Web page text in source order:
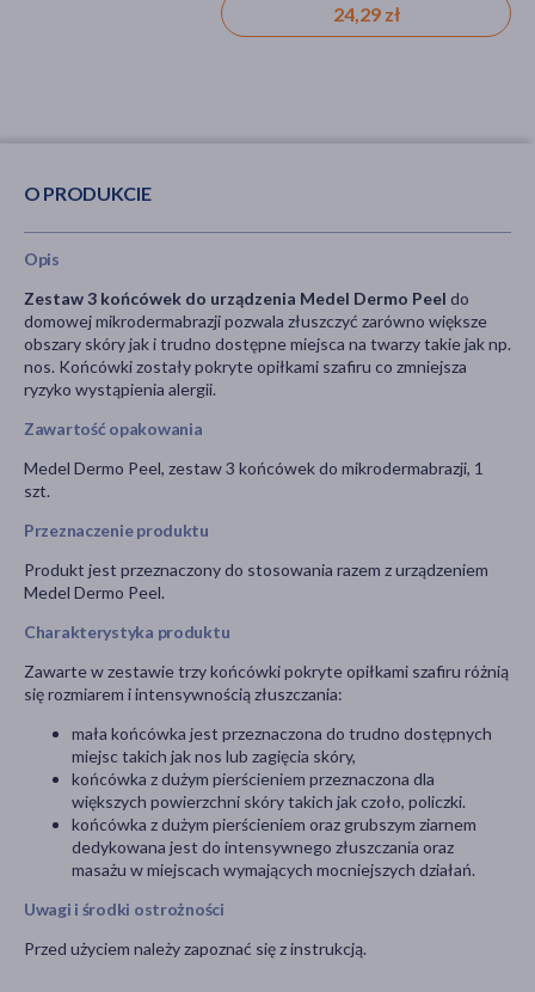
24,29 zł
O PRODUKCIE
Opis
Zestaw 3 końcówek do urządzenia Medel Dermo Peel do
domowej mikrodermabrazji pozwala złuszczyć zarówno większe
obszary skóry jak i trudno dostępne miejsca na twarzy takie jak np.
nos. Końcówki zostały pokryte opiłkami szafiru co zmniejsza
ryzyko wystąpienia alergii.
Zawartość opakowania
Medel Dermo Peel, zestaw 3 końcówek do mikrodermabrazji, 1
szt.
Przeznaczenie produktu
Produkt jest przeznaczony do stosowania razem z urządzeniem
Medel Dermo Peel.
Charakterystyka produktu
Zawarte w zestawie trzy końcówki pokryte opiłkami szafiru różnią
się rozmiarem i intensywnością złuszczania:
mała końcówka jest przeznaczona do trudno dostępnych
miejsc takich jak nos lub zagięcia skóry,
końcówka z dużym pierścieniem przeznaczona dla
większych powierzchni skóry takich jak czoło, policzki.
końcówka z dużym pierścieniem oraz grubszym ziarnem
dedykowana jest do intensywnego złuszczania oraz
masażu w miejscach wymających mocniejszych działań.
Uwagi i środki ostrożności
Przed użyciem należy zapoznać się z instrukcją.